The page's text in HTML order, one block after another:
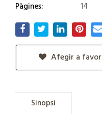
Pàgines:
14
Afegir a
Sinopsi